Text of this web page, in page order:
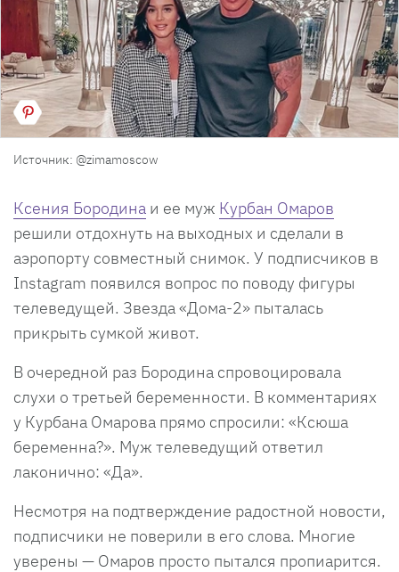
Источник: @zimamoscow
Ксения Бородина и ее муж Курбан Омаров
решили отдохнуть на выходных и сделали в
аэропорту совместный снимок. У подписчиков в
Instagram появился вопрос по поводу фигуры
телеведущей. Звезда «Дома-2» пыталась
прикрыть сумкой живот.
В очередной раз Бородина спровоцировала
слухи о третьей беременности. В комментариях
у Курбана Омарова прямо спросили: «Ксюша
беременна?». Муж телеведущий ответил
лаконично: «Да».
Несмотря на подтверждение радостной новости,
подписчики не поверили в его слова. Многие
уверены — Омаров просто пытался пропиарится.